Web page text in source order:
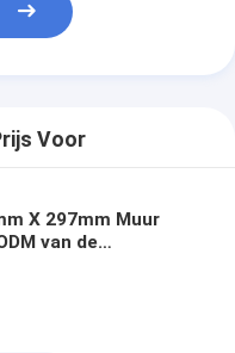
Voor
X 297mm Muur
van de